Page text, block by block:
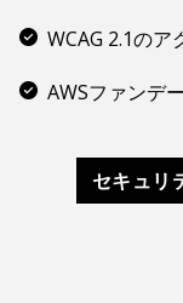
WCAG 2.1の
AWSファンデ
セキュリ